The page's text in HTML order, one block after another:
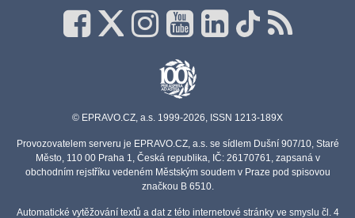
© EPRAVO.CZ, a.s. 1999-2026, ISSN 1213-189X
Provozovatelem serveru je EPRAVO.CZ, a.s. se sídlem Dušní 907/10, Staré
Město, 110 00 Praha 1, Česká republika, IČ: 26170761, zapsaná v
obchodním rejstříku vedeném Městským soudem v Praze pod spisovou
značkou B 6510.
Automatické vytěžování textů a dat z této internetové stránky ve smyslu čl. 4